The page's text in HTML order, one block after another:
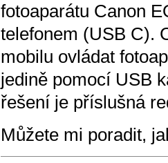
fotoaparátu Canon
telefonem (USB C).
mobilu ovládat
jedině pomocí USB
řešení je příslušná
Můžete mi poradit,